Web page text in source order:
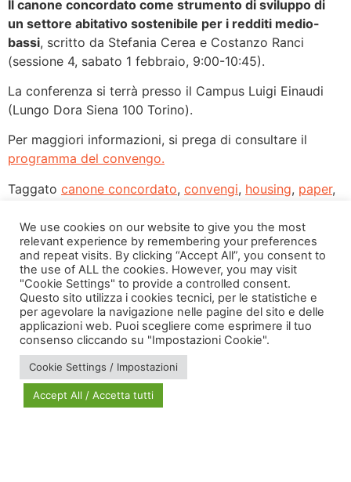
Il canone concordato come strumento di sviluppo di
un settore abitativo sostenibile per i redditi medio-
bassi, scritto da Stefania Cerea e Costanzo Ranci
(sessione 4, sabato 1 febbraio, 9:00-10:45).
La conferenza si terrà presso il Campus Luigi Einaudi
(Lungo Dora Siena 100 Torino).
Per maggiori informazioni, si prega di consultare il
programma del convengo.
Taggato canone concordato, convengi, housing, paper,
via Bonardi, 3
20133 Milano
Open in Maps
We use cookies on our website to give you the most
relevant experience by remembering your preferences
and repeat visits. By clicking “Accept All”, you consent to
the use of ALL the cookies. However, you may visit
"Cookie Settings" to provide a controlled consent.
Questo sito utilizza i cookies tecnici, per le statistiche e
per agevolare la navigazione nelle pagine del sito e delle
applicazioni web. Puoi scegliere come esprimere il tuo
consenso cliccando su "Impostazioni Cookie".
Cookie Settings / Impostazioni
Accept All / Accetta tutti